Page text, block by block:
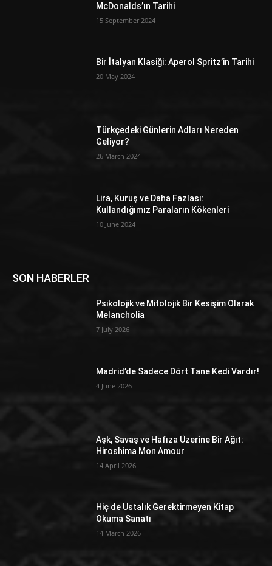
McDonalds’ın Tarihi
15 September 2024
Bir İtalyan Klasiği: Aperol Spritz’in Tarihi
20 May 2024
Türkçedeki Günlerin Adları Nereden
Geliyor?
26 March 2024
Lira, Kuruş ve Daha Fazlası:
Kullandığımız Paraların Kökenleri
10 June 2024
SON HABERLER
Psikolojik ve Mitolojik Bir Kesişim Olarak
Melancholia
7 July 2026
Madrid’de Sadece Dört Tane Kedi Vardır!
4 June 2026
Aşk, Savaş ve Hafıza Üzerine Bir Ağıt:
Hiroshima Mon Amour
14 April 2026
Hiç de Ustalık Gerektirmeyen Kitap
Okuma Sanatı
14 March 2026